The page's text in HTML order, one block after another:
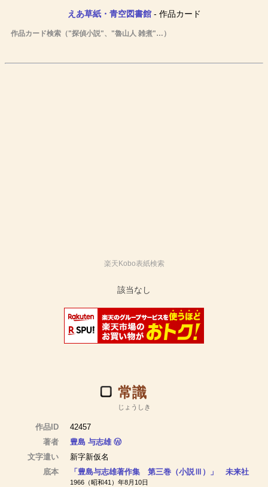
えあ草紙・青空図書館- 作品カード
作品カード検索（"探偵小説"、"魯山人 雑煮"…）
楽天Kobo表紙検索
常識
じょうしき
作品ID
42457
著者
豊島 与志雄 Ⓦ
文字遣い
新字新仮名
底本
「豊島与志雄著作集 第三巻（小説Ⅲ）」 未来社
1966（昭和41）年8月10日